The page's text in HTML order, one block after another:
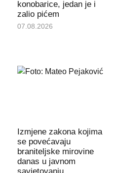
konobarice, jedan je i
zalio pićem
07.08.2026
Izmjene zakona kojima
se povećavaju
braniteljske mirovine
danas u javnom
savjetovanju